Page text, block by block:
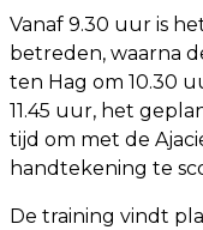
Vanaf 9.30 uur is
betreden, waarna
ten Hag om 10.30
11.45 uur, het
tijd om met de
handtekening te
De training vindt